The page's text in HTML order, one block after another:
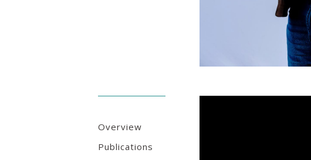
Overview
Publications